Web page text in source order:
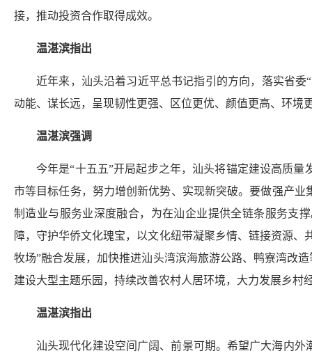
接，推动投资合作取得成效。
温湛滨指出
近年来，汕头沿着习近平总书记指引的方向，落实省
动能、谋长远，呈现韧性更强、区位更优、颜值更高、环境
温湛滨强调
今年是“十五五”开局起步之年，汕头将锚定建设高质
市等目标任务，努力增创新优势、实现新突破。要做强产
制造业与服务业深度融合，为在汕企业提供全链条服务支
障，守护华侨文化瑰宝，以文化纽带凝聚乡情、链接资源
牧场”融合发展，加快推进汕头湾滨海旅游公路、鸭寮湾改
建设大型主题乐园，持续改善农村人居环境，大力发展乡村
温湛滨指出
汕头现代化建设空间广阔、前景可期。希望广大海内